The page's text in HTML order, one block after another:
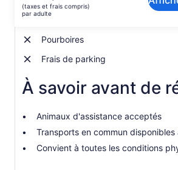
est
par
(taxes et frais compris)
par adulte
Pourboires
Frais de parking
À savoir avant de
Animaux d'assistance acceptés
Transports en commun
Convient à toutes les conditions